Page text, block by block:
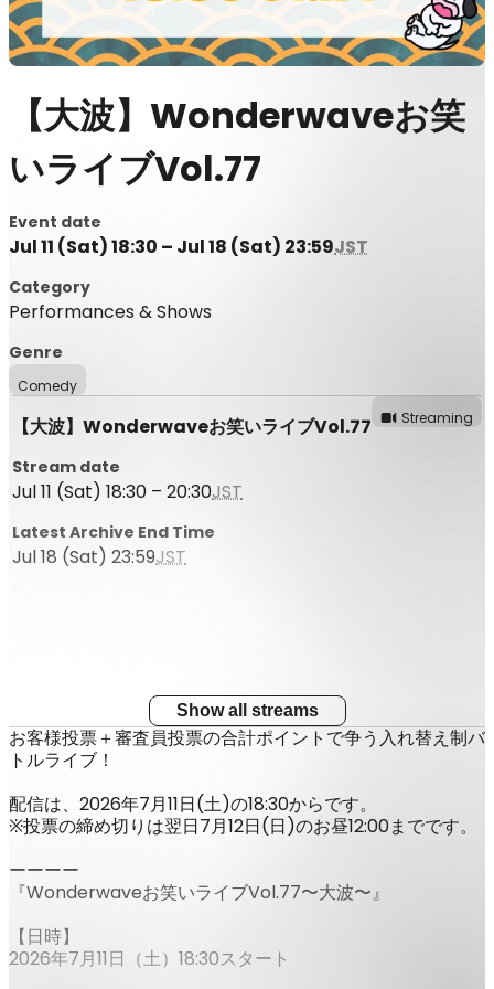
【大波】Wonderwaveお笑
いライブVol.77
Event date
Jul 11 (Sat) 18:30 – Jul 18 (Sat) 23:59JST
Category
Performances & Shows
Genre
Comedy
【大波】Wonderwaveお笑いライブVol.77 Streaming
Stream date
Jul 11 (Sat) 18:30 – 20:30JST
Latest Archive End Time
Jul 18 (Sat) 23:59JST
Show all streams
お客様投票＋審査員投票の合計ポイントで争う入れ替え制バ
トルライブ！
配信は、2026年7月11日(土)の18:30からです。
※投票の締め切りは翌日7月12日(日)のお昼12:00までです。
ーーーー
『Wonderwaveお笑いライブVol.77〜大波〜』
【日時】
2026年7月11日（土）18:30スタート